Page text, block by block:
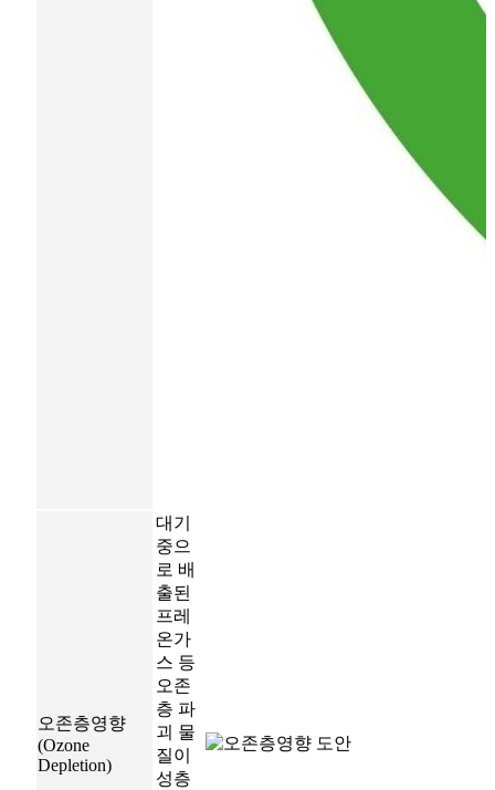
오존층영향
(Ozone
Depletion)
대기
중으
로 배
출된
프레
온가
스 등
오존
층 파
괴 물
질이
성층